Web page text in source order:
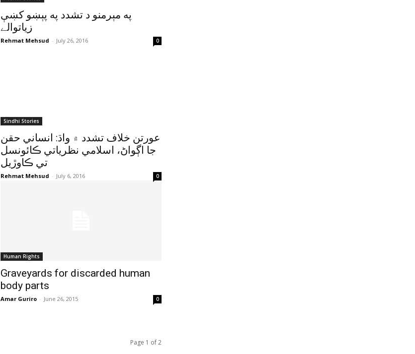
په مېرمنو د تشدد په پېښو کښې
زياتوالے
Rehmat Mehsud - July 26, 2016 0
Sindhi Stories
عورتن خلاف تشدد ۾ واڌ: انساني حقن
جا اڳواڻ، اسلامي نظرياتي ڪائونسل
تي ڪاوڙيل
Rehmat Mehsud - July 6, 2016 0
Human Rights
Graveyards for discarded human
body parts
Amar Guriro - June 26, 2015 0
Page 1 of 2